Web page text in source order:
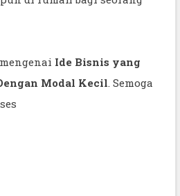
Ide Bisnis yang
Modal Kecil . Semoga